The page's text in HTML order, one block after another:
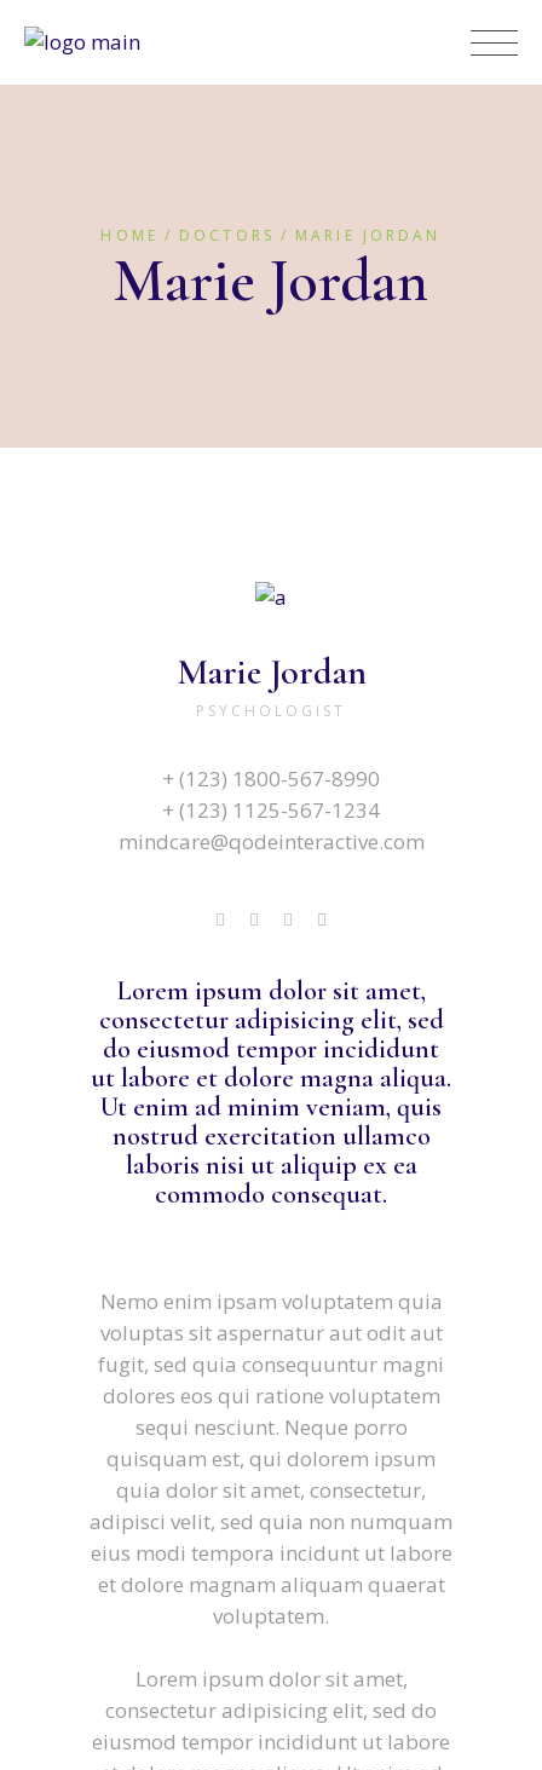
HOME DOCTORS MARIE JORDAN
Marie Jordan
Marie Jordan
PSYCHOLOGIST
+ (123) 1800-567-8990
+ (123) 1125-567-1234
mindcare@qodeinteractive.com
Lorem ipsum dolor sit amet,
consectetur adipisicing elit, sed
do eiusmod tempor incididunt
ut labore et dolore magna aliqua.
Ut enim ad minim veniam, quis
nostrud exercitation ullamco
laboris nisi ut aliquip ex ea
commodo consequat.
Nemo enim ipsam voluptatem quia
voluptas sit aspernatur aut odit aut
fugit, sed quia consequuntur magni
dolores eos qui ratione voluptatem
sequi nesciunt. Neque porro
quisquam est, qui dolorem ipsum
quia dolor sit amet, consectetur,
adipisci velit, sed quia non numquam
eius modi tempora incidunt ut labore
et dolore magnam aliquam quaerat
voluptatem.
Lorem ipsum dolor sit amet,
consectetur adipisicing elit, sed do
eiusmod tempor incididunt ut labore